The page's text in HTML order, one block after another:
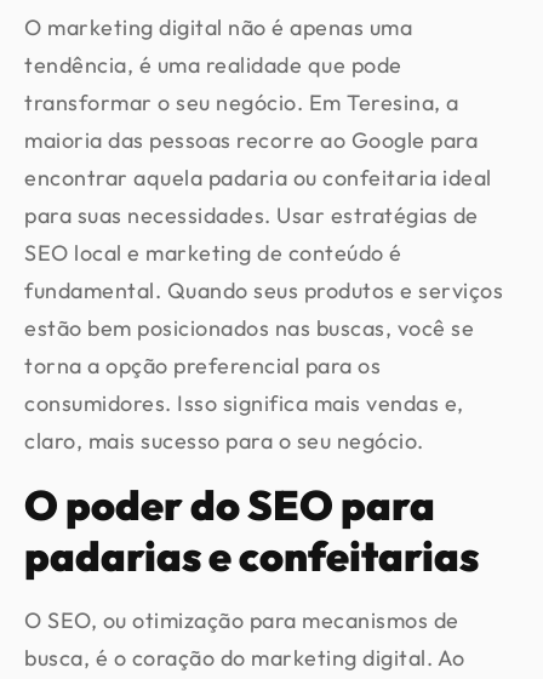
O marketing digital não é apenas uma
tendência, é uma realidade que pode
transformar o seu negócio. Em Teresina, a
maioria das pessoas recorre ao Google para
encontrar aquela padaria ou confeitaria ideal
para suas necessidades. Usar estratégias de
SEO local e marketing de conteúdo é
fundamental. Quando seus produtos e serviços
estão bem posicionados nas buscas, você se
torna a opção preferencial para os
consumidores. Isso significa mais vendas e,
claro, mais sucesso para o seu negócio.
O poder do SEO para
padarias e confeitarias
O SEO, ou otimização para mecanismos de
busca, é o coração do marketing digital. Ao